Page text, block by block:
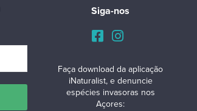
Siga-nos
Faça download da aplicação
iNaturalist, e denuncie
espécies invasoras nos
Açores: